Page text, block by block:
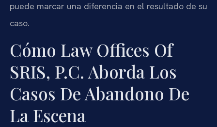
puede marcar una diferencia en el resultado de su
caso.
Cómo Law Offices Of
SRIS, P.C. Aborda Los
Casos De Abandono De
La Escena